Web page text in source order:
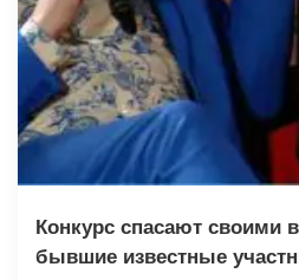
Конкурс спасают своими
бывшие известные